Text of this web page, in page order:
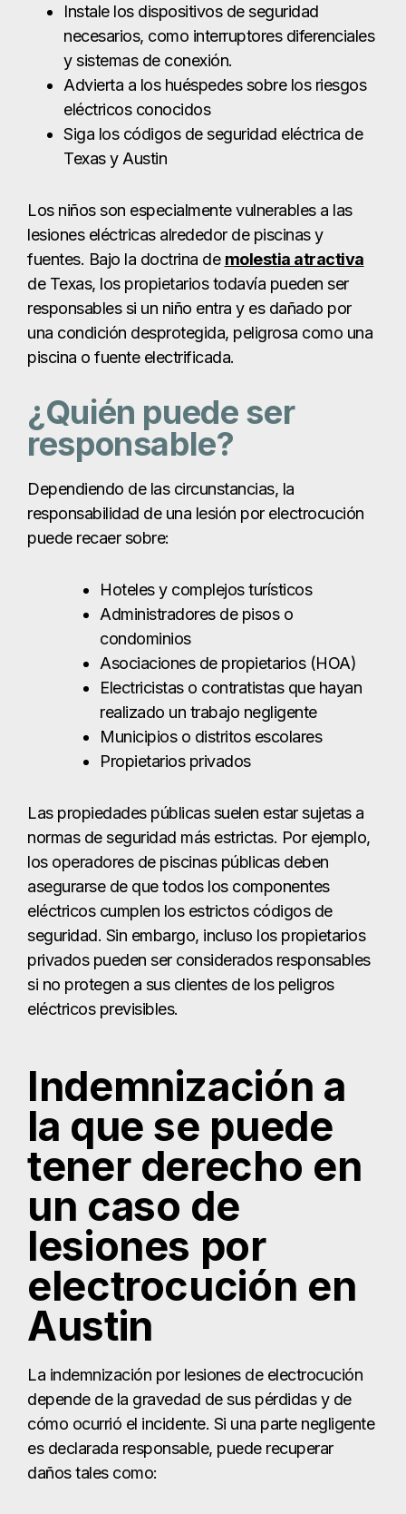
Instale los dispositivos de seguridad
necesarios, como interruptores diferenciales
y sistemas de conexión.
Advierta a los huéspedes sobre los riesgos
eléctricos conocidos
Siga los códigos de seguridad eléctrica de
Texas y Austin
Los niños son especialmente vulnerables a las
lesiones eléctricas alrededor de piscinas y
fuentes. Bajo la doctrina de molestia atractiva
de Texas, los propietarios todavía pueden ser
responsables si un niño entra y es dañado por
una condición desprotegida, peligrosa como una
piscina o fuente electrificada.
¿Quién puede ser
responsable?
Dependiendo de las circunstancias, la
responsabilidad de una lesión por electrocución
puede recaer sobre:
Hoteles y complejos turísticos
Administradores de pisos o
condominios
Asociaciones de propietarios (HOA)
Electricistas o contratistas que hayan
realizado un trabajo negligente
Municipios o distritos escolares
Propietarios privados
Las propiedades públicas suelen estar sujetas a
normas de seguridad más estrictas. Por ejemplo,
los operadores de piscinas públicas deben
asegurarse de que todos los componentes
eléctricos cumplen los estrictos códigos de
seguridad. Sin embargo, incluso los propietarios
privados pueden ser considerados responsables
si no protegen a sus clientes de los peligros
eléctricos previsibles.
Indemnización a
la que se puede
tener derecho en
un caso de
lesiones por
electrocución en
Austin
La indemnización por lesiones de electrocución
depende de la gravedad de sus pérdidas y de
cómo ocurrió el incidente. Si una parte negligente
es declarada responsable, puede recuperar
daños tales como: